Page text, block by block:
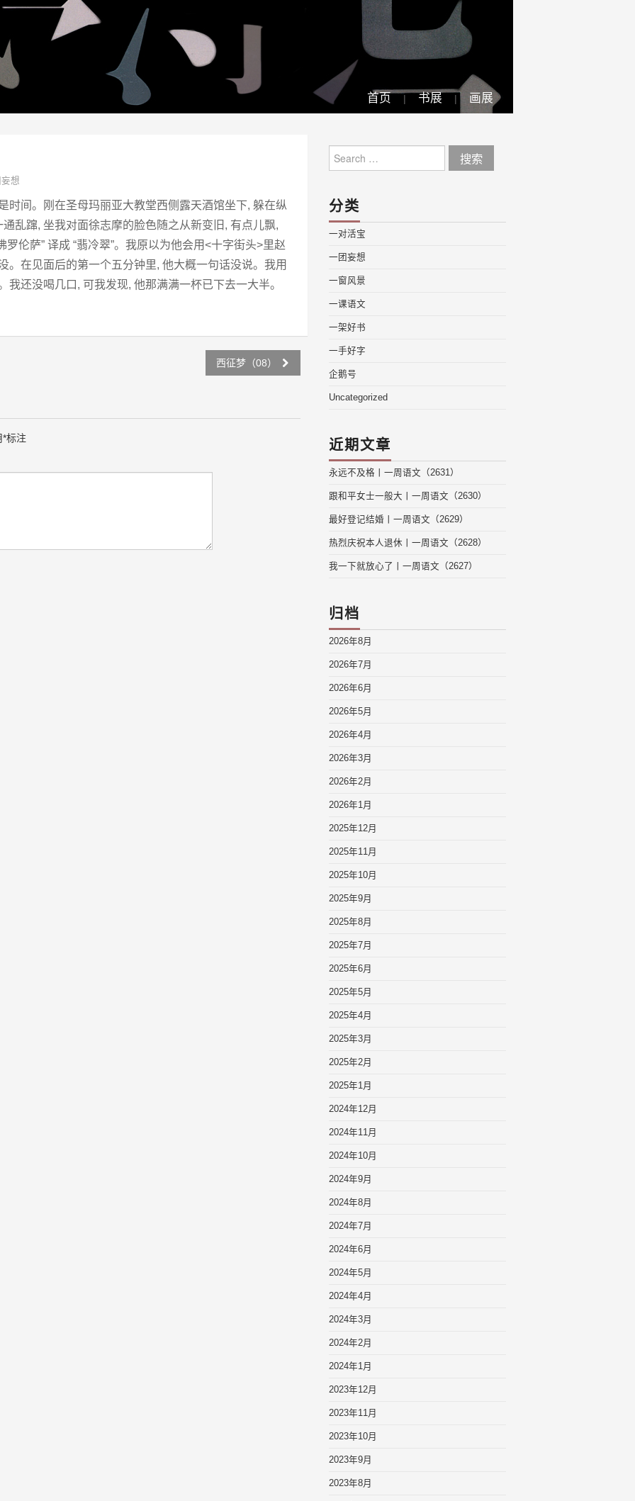
首页 书展 画展
想
时间。刚在圣母玛丽亚大教堂西侧露天酒馆坐下, 躲在纵
乱蹿, 坐我对面徐志摩的脸色随之从新变旧, 有点儿飘,
伦萨” 译成 “翡冷翠”。我原以为他会用<十字街头>里赵
。在见面后的第一个五分钟里, 他大概一句话没说。我用
我还没喝几口, 可我发现, 他那满满一杯已下去一大半。
西征梦（08）
*标注
for:
分类
一对活宝
一团妄想
一窗风景
一课语文
一架好书
一手好字
企鹅号
Uncategorized
近期文章
永远不及格丨一周语文（2631）
跟和平女士一般大丨一周语文（2630）
最好登记结婚丨一周语文（2629）
热烈庆祝本人退休丨一周语文（2628）
我一下就放心了丨一周语文（2627）
归档
2026年8月
2026年7月
2026年6月
2026年5月
2026年4月
2026年3月
2026年2月
2026年1月
2025年12月
2025年11月
2025年10月
2025年9月
2025年8月
2025年7月
2025年6月
2025年5月
2025年4月
2025年3月
2025年2月
2025年1月
2024年12月
2024年11月
2024年10月
2024年9月
2024年8月
2024年7月
2024年6月
2024年5月
2024年4月
2024年3月
2024年2月
2024年1月
2023年12月
2023年11月
2023年10月
2023年9月
2023年8月